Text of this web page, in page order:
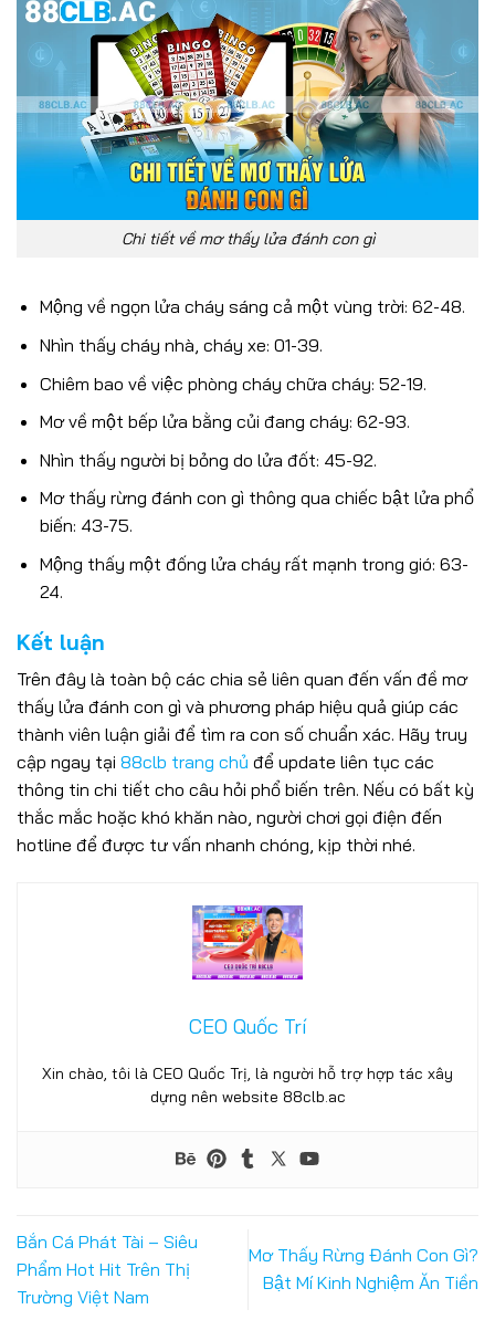
Chi tiết về mơ thấy lửa đánh con gì
Mộng về ngọn lửa cháy sáng cả một vùng trời: 62-48.
Nhìn thấy cháy nhà, cháy xe: 01-39.
Chiêm bao về việc phòng cháy chữa cháy: 52-19.
Mơ về một bếp lửa bằng củi đang cháy: 62-93.
Nhìn thấy người bị bỏng do lửa đốt: 45-92.
Mơ thấy rừng đánh con gì thông qua chiếc bật lửa phổ
biến: 43-75.
Mộng thấy một đống lửa cháy rất mạnh trong gió: 63-
24.
Kết luận
Trên đây là toàn bộ các chia sẻ liên quan đến vấn đề mơ
thấy lửa đánh con gì và phương pháp hiệu quả giúp các
thành viên luận giải để tìm ra con số chuẩn xác. Hãy truy
cập ngay tại 88clb trang chủ để update liên tục các
thông tin chi tiết cho câu hỏi phổ biến trên. Nếu có bất kỳ
thắc mắc hoặc khó khăn nào, người chơi gọi điện đến
hotline để được tư vấn nhanh chóng, kịp thời nhé.
CEO Quốc Trí
Xin chào, tôi là CEO Quốc Trị, là người hỗ trợ hợp tác xây
dựng nên website 88clb.ac
Bắn Cá Phát Tài – Siêu
Phẩm Hot Hit Trên Thị
Trường Việt Nam
Mơ Thấy Rừng Đánh Con Gì?
Bật Mí Kinh Nghiệm Ăn Tiền
Bắn Cá 88CLB – Săn Cá Đổi Thưởng, Thắng Lớn Mỗi Ngày
Nổ Hũ 88CLB – Săn Jackpot Khủng, Cơ Hội Thắng Lớn Mỗi
Ngày
25/06/2025
Thể thao 88CLB – Nơi Hội Tụ Của Đam Mê Và Cơ Hội Thắng
25/06/2025